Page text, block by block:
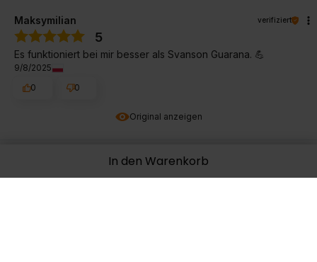
In den Warenkorb
Original anzeigen
Maksymilian verifiziert
5
Es funktioniert bei mir besser als Svanson Guarana. 💪
9/8/2025
0
0
5